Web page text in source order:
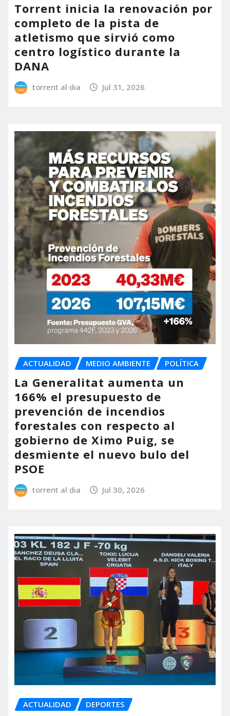
Torrent inicia la renovación por
completo de la pista de
atletismo que sirvió como
centro logístico durante la
DANA
torrent al dia Jul 31, 2026
ACTUALIDAD MEDIO AMBIENTE POLÍTICA
La Generalitat aumenta un
166% el presupuesto de
prevención de incendios
forestales con respecto al
gobierno de Ximo Puig, se
desmiente el nuevo bulo del
PSOE
torrent al dia Jul 30, 2026
ACTUALIDAD DEPORTES